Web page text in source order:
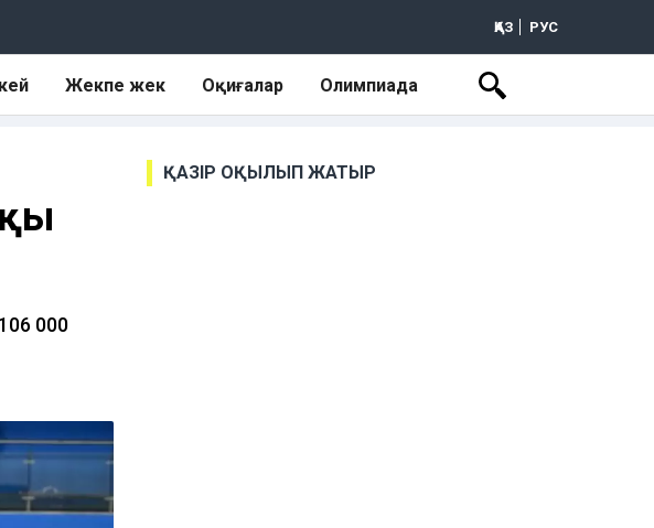
ҚАЗ РУС
Жекпе жек Оқиғалар Олимпиада
000
ҚАЗІР ОҚЫЛЫП ЖАТЫР